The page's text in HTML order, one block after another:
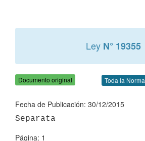
Ley N° 19355
Documento original Toda la Norma
Fecha de Publicación: 30/12/2015
Página: 1